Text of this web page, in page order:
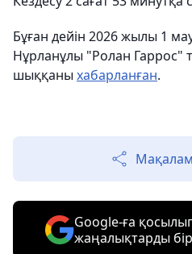
Бұған дейін 2026 жылы 1
Нұрланұлы "Ролан Гаррос"
шыққаны хабарланған.
Google-ға
жаңалықтарды